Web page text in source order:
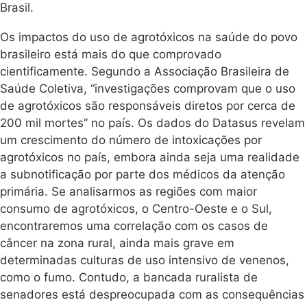
Brasil.
Os impactos do uso de agrotóxicos na saúde do povo
brasileiro está mais do que comprovado
cientificamente. Segundo a Associação Brasileira de
Saúde Coletiva, “investigações comprovam que o uso
de agrotóxicos são responsáveis diretos por cerca de
200 mil mortes” no país. Os dados do Datasus revelam
um crescimento do número de intoxicações por
agrotóxicos no país, embora ainda seja uma realidade
a subnotificação por parte dos médicos da atenção
primária. Se analisarmos as regiões com maior
consumo de agrotóxicos, o Centro-Oeste e o Sul,
encontraremos uma correlação com os casos de
câncer na zona rural, ainda mais grave em
determinadas culturas de uso intensivo de venenos,
como o fumo. Contudo, a bancada ruralista de
senadores está despreocupada com as consequências